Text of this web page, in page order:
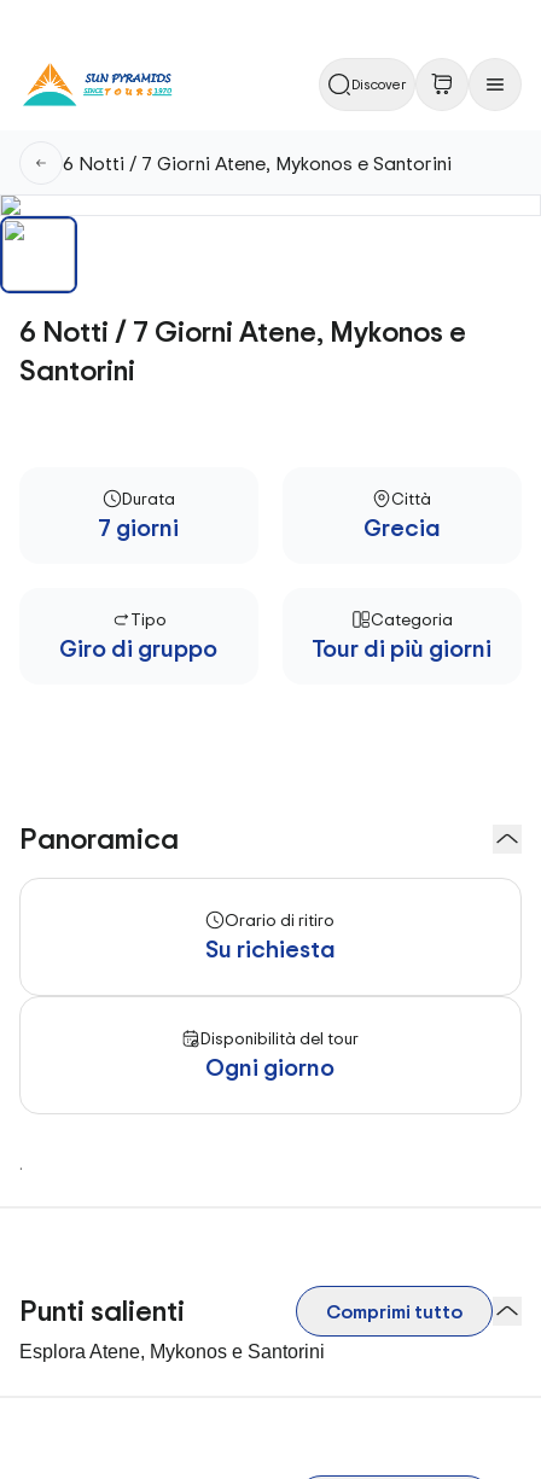
Discover
6 Notti / 7 Giorni Atene, Mykonos e Santorini
6 Notti / 7 Giorni Atene, Mykonos e
Santorini
Durata
7 giorni
Città
Grecia
Tipo
Giro di gruppo
Categoria
Tour di più giorni
Panoramica
Orario di ritiro
Su richiesta
Disponibilità del tour
Ogni giorno
.
Punti salienti Comprimi tutto
Esplora Atene, Mykonos e Santorini